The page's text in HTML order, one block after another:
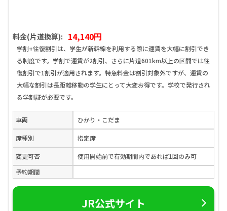
料金(片道換算): 14,140円
学割+往復割引は、学生が新幹線を利用する際に運賃を大幅に割引でき
る制度です。学割で運賃が2割引、さらに片道601km以上の区間では往
復割引で1割引が適用されます。特急料金は割引対象外ですが、運賃の
大幅な割引は長距離移動の学生にとって大変お得です。学校で発行され
る学割証が必要です。
車両 ひかり・こだま
席種別 指定席
変更可否
使用開始前で有効期間内であれば1回のみ可
予約期間
JR公式サイト